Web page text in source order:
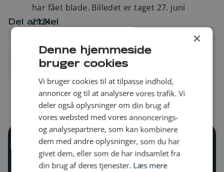
har fået blade. Billedet er taget 27. juni
2024
Del artikel
Læs tidligere historier fra
×
Denne hjemmeside
bruger cookies
Vi bruger cookies til at tilpasse indhold,
annoncer og til at analysere vores trafik. Vi
deler også oplysninger om din brug af
vores websted med vores annoncerings-
og analysepartnere, som kan kombinere
dem med andre oplysninger, som du har
givet dem, eller som de har indsamlet fra
din brug af deres tjenester. Læs mere